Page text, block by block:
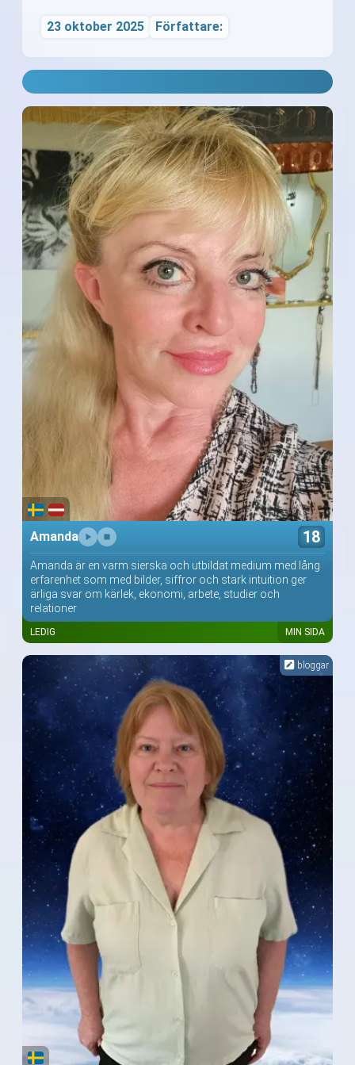
23 oktober 2025 Författare:
Amanda 18
Amanda är en varm sierska och utbildat medium med lång
erfarenhet som med bilder, siffror och stark intuition ger
ärliga svar om kärlek, ekonomi, arbete, studier och
relationer
LEDIG MIN SIDA
bloggar